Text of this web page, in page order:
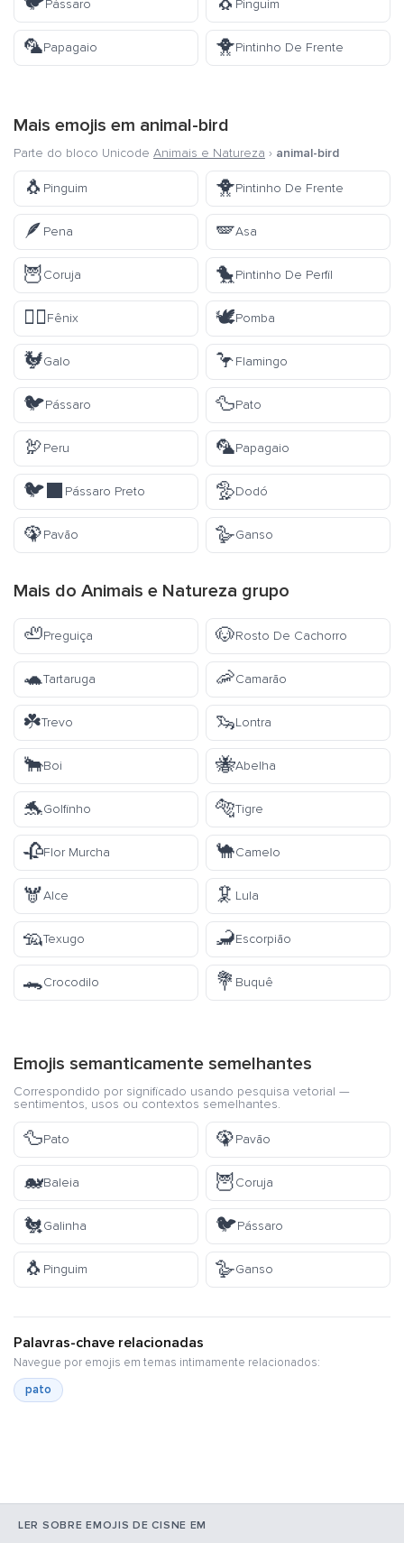
Pássaro Pinguim
🦜Papagaio 🐥Pintinho De Frente
Mais emojis em animal-bird
Parte do bloco Unicode Animais e Natureza › animal-bird
🐧 Pinguim 🐥Pintinho De Frente
🪶 Pena 🪽Asa
🦉Coruja 🐤Pintinho De Perfil
🐦‍🔥Fênix 🕊️Pomba
🐓Galo 🦩Flamingo
🐦Pássaro 🦆Pato
🦃Peru 🦜Papagaio
🐦‍⬛ Pássaro Preto 🦤Dodó
🦚Pavão 🪿Ganso
Mais do Animais e Natureza grupo
🦥Preguiça 🐶Rosto De Cachorro
🐢Tartaruga 🦐Camarão
☘️Trevo 🦦Lontra
🐂Boi 🐝Abelha
🐬Golfinho 🐅Tigre
🥀Flor Murcha 🐪Camelo
🫎Alce 🦑 Lula
🦡Texugo 🦂Escorpião
🐊Crocodilo 💐 Buquê
Emojis semanticamente semelhantes
Correspondido por significado usando pesquisa vetorial —
sentimentos, usos ou contextos semelhantes.
🦆Pato 🦚Pavão
🐋Baleia 🦉Coruja
🐔Galinha 🐦Pássaro
🐧 Pinguim 🪿Ganso
Palavras-chave relacionadas
Navegue por emojis em temas intimamente relacionados:
pato
LER SOBRE EMOJIS DE CISNE EM